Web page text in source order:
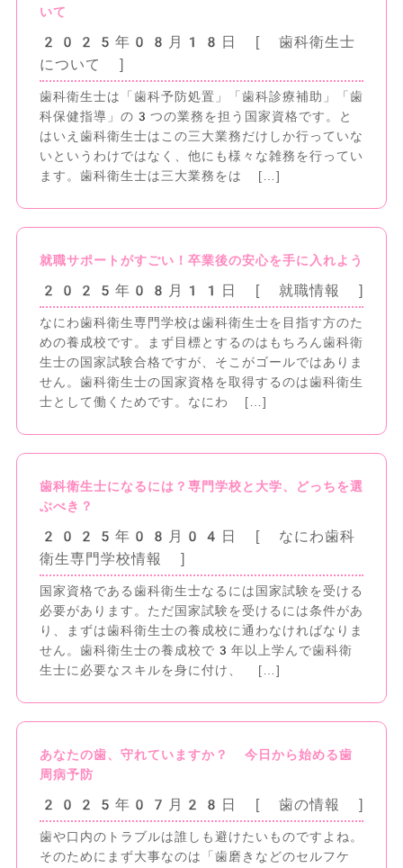
いて
2025年08月18日
[ 歯科衛生士
について
]
歯科衛生士は「歯科予防処置」「歯科診療補助」「歯
科保健指導」の3つの業務を担う国家資格です。と
はいえ歯科衛生士はこの三大業務だけしか行っていな
いというわけではなく、他にも様々な雑務を行ってい
ます。歯科衛生士は三大業務をは […]
就職サポートがすごい！卒業後の安心を手に入れよう
2025年08月11日 [ 就職情報 ]
なにわ歯科衛生専門学校は歯科衛生士を目指す方のた
めの養成校です。まず目標とするのはもちろん歯科衛
生士の国家試験合格ですが、そこがゴールではありま
せん。歯科衛生士の国家資格を取得するのは歯科衛生
士として働くためです。なにわ […]
歯科衛生士になるには？専門学校と大学、どっちを選
ぶべき？
2025年08月04日
[ なにわ歯科
衛生専門学校情報
]
国家資格である歯科衛生士なるには国家試験を受ける
必要があります。ただ国家試験を受けるには条件があ
り、まずは歯科衛生士の養成校に通わなければなりま
せん。歯科衛生士の養成校で3年以上学んで歯科衛
生士に必要なスキルを身に付け、 […]
あなたの歯、守れていますか？ 今日から始める歯
周病予防
2025年07月28日 [ 歯の情報 ]
歯や口内のトラブルは誰しも避けたいものですよね。
そのためにまず大事なのは「歯磨きなどのセルフケ